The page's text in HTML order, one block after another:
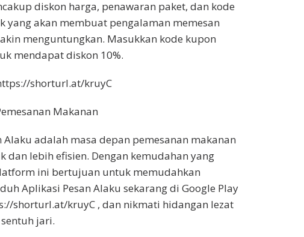
diskon harga, penawaran paket, dan kode
yang akan membuat pengalaman memesan
menguntungkan. Masukkan kode kupon
mendapat diskon 10%.
shorturl.at/kruyC
Makanan
Alaku adalah masa depan pemesanan makanan
dan lebih efisien. Dengan kemudahan yang
ini bertujuan untuk memudahkan
Aplikasi Pesan Alaku sekarang di Google Play
shorturl.at/kruyC , dan nikmati hidangan lezat
jari.